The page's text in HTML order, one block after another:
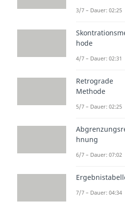
Du teilst die
beinhalten
natürliche
oder Holz.
nicht selber,
von
sind zum
Schlösser
3/7 – Dauer: 02:25
hode
4/7 – Dauer: 02:31
Retrograde
Methode
5/7 – Dauer: 02:25
hnung
6/7 – Dauer: 07:02
7/7 – Dauer: 04:34